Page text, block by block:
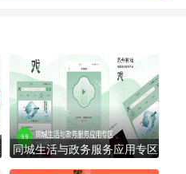
同城生活与政务服务应用专区